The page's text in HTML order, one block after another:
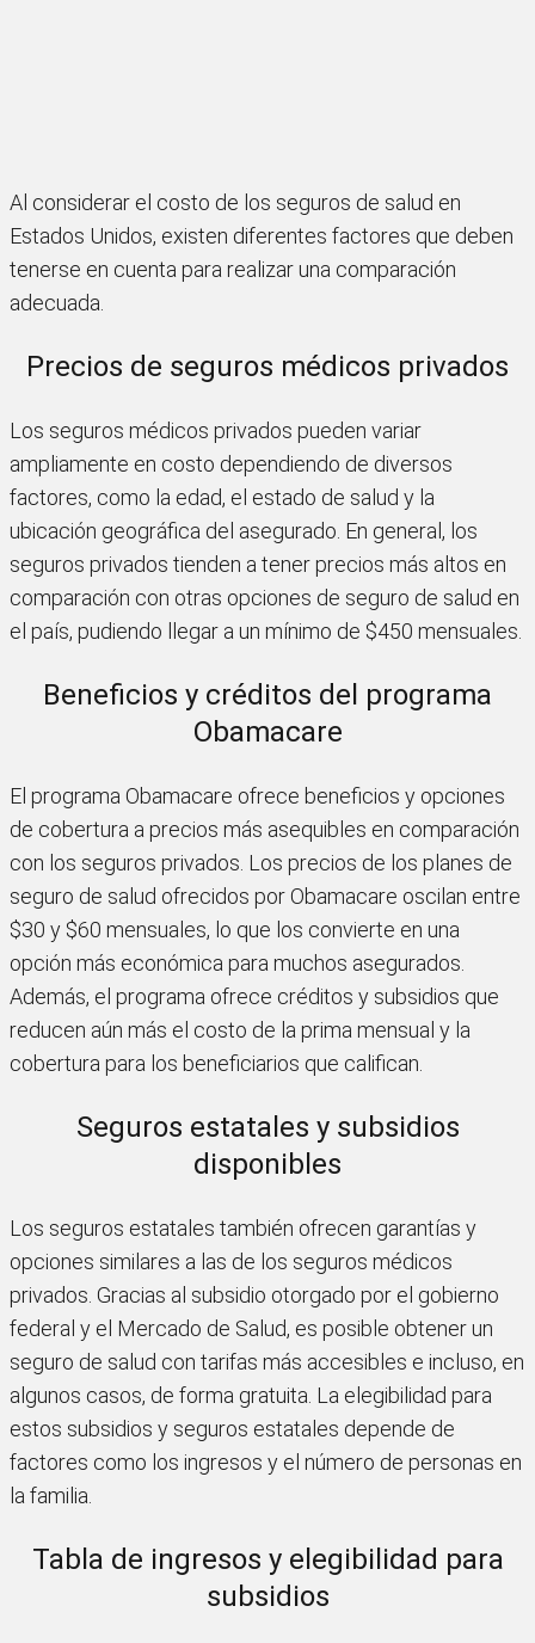
Al considerar el costo de los seguros de salud en
Estados Unidos, existen diferentes factores que deben
tenerse en cuenta para realizar una comparación
adecuada.
Precios de seguros médicos privados
Los seguros médicos privados pueden variar
ampliamente en costo dependiendo de diversos
factores, como la edad, el estado de salud y la
ubicación geográfica del asegurado. En general, los
seguros privados tienden a tener precios más altos en
comparación con otras opciones de seguro de salud en
el país, pudiendo llegar a un mínimo de $450 mensuales.
Beneficios y créditos del programa
Obamacare
El programa Obamacare ofrece beneficios y opciones
de cobertura a precios más asequibles en comparación
con los seguros privados. Los precios de los planes de
seguro de salud ofrecidos por Obamacare oscilan entre
$30 y $60 mensuales, lo que los convierte en una
opción más económica para muchos asegurados.
Además, el programa ofrece créditos y subsidios que
reducen aún más el costo de la prima mensual y la
cobertura para los beneficiarios que califican.
Seguros estatales y subsidios
disponibles
Los seguros estatales también ofrecen garantías y
opciones similares a las de los seguros médicos
privados. Gracias al subsidio otorgado por el gobierno
federal y el Mercado de Salud, es posible obtener un
seguro de salud con tarifas más accesibles e incluso, en
algunos casos, de forma gratuita. La elegibilidad para
estos subsidios y seguros estatales depende de
factores como los ingresos y el número de personas en
la familia.
Tabla de ingresos y elegibilidad para
subsidios